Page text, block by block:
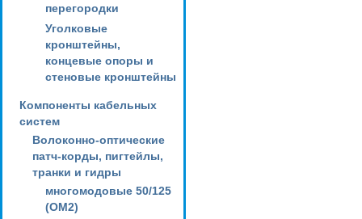
перегородки
Уголковые
кронштейны,
концевые опоры и
стеновые кронштейны
Компоненты кабельных
систем
Волоконно-оптические
патч-корды, пигтейлы,
транки и гидры
многомодовые 50/125
(OM2)